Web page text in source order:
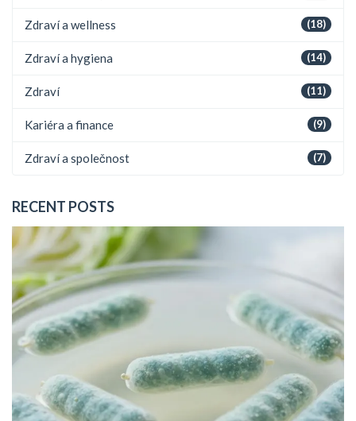
(18)
Zdraví a wellness
(14)
Zdraví a hygiena
(11)
Zdraví
(9)
Kariéra a finance
(7)
Zdraví a společnost
RECENT POSTS